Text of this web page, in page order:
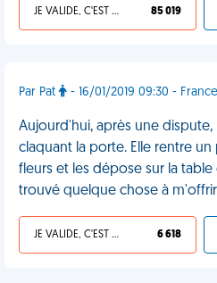
JE VALIDE, C'EST UNE VDM 85 019
Par Pat - 16/01/2019 09:30 - France
Aujourd'hui, après une dispute,
claquant la porte. Elle rentre
fleurs et les dépose sur la table
trouvé quelque chose à
JE VALIDE, C'EST UNE VDM 6 618